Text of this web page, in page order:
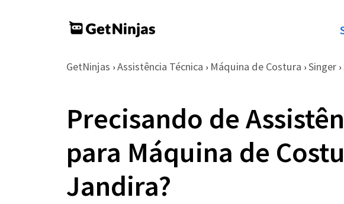
GetNinjas › Assistência Técnica › Máquina de Costura › Singer ›
Precisando de
para Máquina de
Jandira?